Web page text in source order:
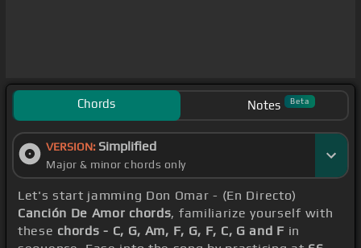
Chords Notes Beta
VERSION: Simplified
Major & minor chords only
Let's start jamming Don Omar - (En Directo)
Canción De Amor chords, familiarize yourself with
these chords - C, G, Am, F, G, F, C, G and F in